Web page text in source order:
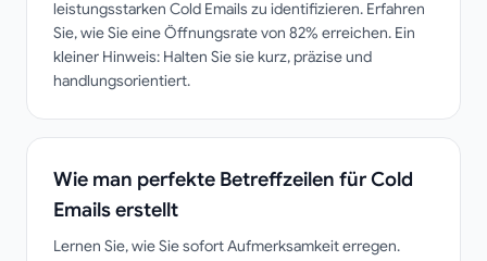
leistungsstarken Cold Emails zu identifizieren. Erfahren
Sie, wie Sie eine Öffnungsrate von 82% erreichen. Ein
kleiner Hinweis: Halten Sie sie kurz, präzise und
handlungsorientiert.
Wie man perfekte Betreffzeilen für Cold
Emails erstellt
Lernen Sie, wie Sie sofort Aufmerksamkeit erregen.